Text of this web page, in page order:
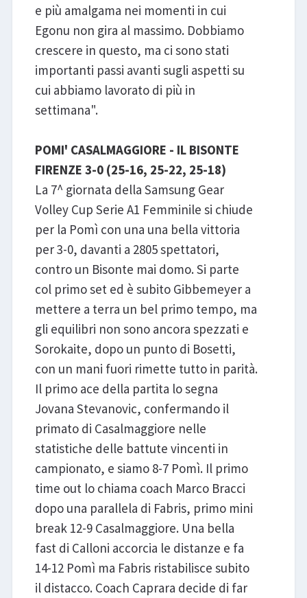
e più amalgama nei momenti in cui
Egonu non gira al massimo. Dobbiamo
crescere in questo, ma ci sono stati
importanti passi avanti sugli aspetti su
cui abbiamo lavorato di più in
settimana".
POMI' CASALMAGGIORE - IL BISONTE
FIRENZE 3-0 (25-16, 25-22, 25-18)
La 7^ giornata della Samsung Gear
Volley Cup Serie A1 Femminile si chiude
per la Pomì con una una bella vittoria
per 3-0, davanti a 2805 spettatori,
contro un Bisonte mai domo. Si parte
col primo set ed è subito Gibbemeyer a
mettere a terra un bel primo tempo, ma
gli equilibri non sono ancora spezzati e
Sorokaite, dopo un punto di Bosetti,
con un mani fuori rimette tutto in parità.
Il primo ace della partita lo segna
Jovana Stevanovic, confermando il
primato di Casalmaggiore nelle
statistiche delle battute vincenti in
campionato, e siamo 8-7 Pomì. Il primo
time out lo chiama coach Marco Bracci
dopo una parallela di Fabris, primo mini
break 12-9 Casalmaggiore. Una bella
fast di Calloni accorcia le distanze e fa
14-12 Pomì ma Fabris ristabilisce subito
il distacco. Coach Caprara decide di far